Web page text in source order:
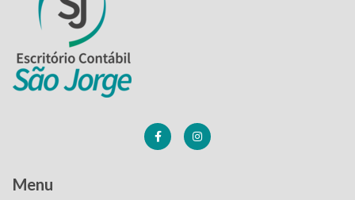
Menu